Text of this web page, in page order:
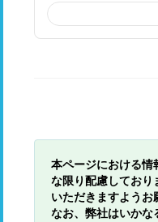
本ページにおける情
な限り配慮しており
いただきますようお
なお、弊社はいかな